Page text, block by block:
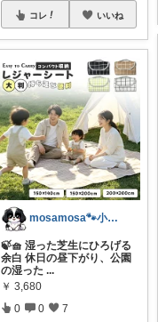
コレ いいね
mosamosa🐾小さめバッグの日々✨
🍃🧺 湿った芝生にひろげる
余白 休日の昼下がり、公園
の湿った ...
￥ 3,680
0 0 7